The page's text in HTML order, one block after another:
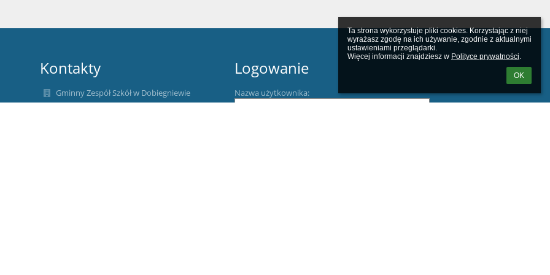
Ta strona wykorzystuje pliki cookies. Korzystając z niej
wyrażasz zgodę na ich używanie, zgodnie z aktualnymi
ustawieniami przeglądarki.
Więcej informacji znajdziesz w Polityce prywatności.
OK
Kontakty
Gminny Zespół Szkół w Dobiegniewie
Logowanie
Nazwa użytkownika: